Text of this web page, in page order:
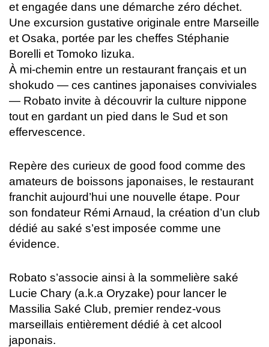
et engagée dans une démarche zéro déchet.
Une excursion gustative originale entre Marseille
et Osaka, portée par les cheffes Stéphanie
Borelli et Tomoko Iizuka.
À mi-chemin entre un restaurant français et un
shokudo — ces cantines japonaises conviviales
— Robato invite à découvrir la culture nippone
tout en gardant un pied dans le Sud et son
effervescence.
Repère des curieux de good food comme des
amateurs de boissons japonaises, le restaurant
franchit aujourd’hui une nouvelle étape. Pour
son fondateur Rémi Arnaud, la création d’un club
dédié au saké s’est imposée comme une
évidence.
Robato s’associe ainsi à la sommelière saké
Lucie Chary (a.k.a Oryzake) pour lancer le
Massilia Saké Club, premier rendez-vous
marseillais entièrement dédié à cet alcool
japonais.